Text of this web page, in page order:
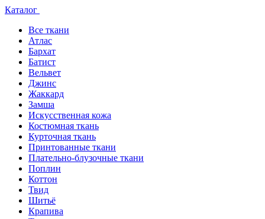
Каталог
Все ткани
Атлас
Бархат
Батист
Вельвет
Джинс
Жаккард
Замша
Искусственная кожа
Костюмная ткань
Курточная ткань
Принтованные ткани
Плательно-блузочные ткани
Поплин
Коттон
Твид
Шитьё
Крапива